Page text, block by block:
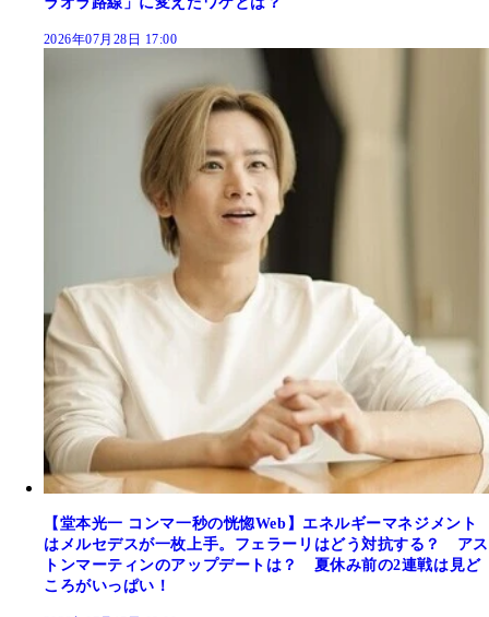
2026年07月28日 17:00
【堂本光一 コンマ一秒の恍惚Web】エネルギーマネジメント
はメルセデスが一枚上手。フェラーリはどう対抗する？ アス
トンマーティンのアップデートは？ 夏休み前の2連戦は見ど
ころがいっぱい！